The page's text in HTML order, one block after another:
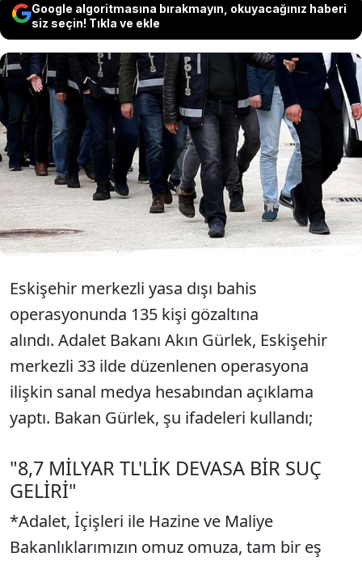
Google algoritmasına bırakmayın, okuyacağınız haberi
siz seçin! Tıkla ve ekle
Bakan Gürlek, "Eskişehir Cumhuriyet
Başsavcılığımızın koordinesinde; yasa dışı bahis,
nitelikli dolandırıcılık ve kara para aklama
suçlarına yönelik 33 ilimizde gerçekleştirilen eş
zamanlı operasyonla, gençlerimizin kanını emen
kirli bir çark daha darmadağın edilmiştir"
ifadelerini kullandı.
Eskişehir merkezli yasa dışı bahis
operasyonunda 135 kişi gözaltına
alındı. Adalet Bakanı Akın Gürlek, Eskişehir
merkezli 33 ilde düzenlenen operasyona
ilişkin sanal medya hesabından açıklama
yaptı. Bakan Gürlek, şu ifadeleri kullandı;
"8,7 MİLYAR TL'LİK DEVASA BİR SUÇ
GELİRİ"
*Adalet, İçişleri ile Hazine ve Maliye
Bakanlıklarımızın omuz omuza, tam bir eş